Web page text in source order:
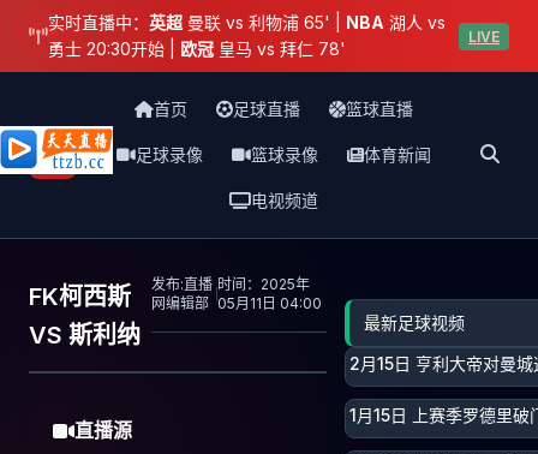
实时直播中： 英超 曼联 vs 利物浦 65' | NBA 湖人 vs
勇士 20:30开始 | 欧冠 皇马 vs 拜仁 78'
LIVE
天天直播网
首页 足球直播 篮球直播
足球录像 篮球录像 体育新闻
电视频道
FK柯西斯
VS 斯利纳
发布:直播
网编辑部
时间：2025年
05月11日 04:00
足球
直播源
最新足球视频
2月15日 亨利大帝对曼
1月15日 上赛季罗德里